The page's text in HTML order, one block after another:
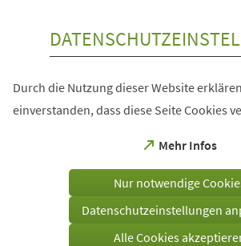
Durch die Nutzung dieser Website
einverstanden, dass diese Seite Cookies
Mehr Infos
(Öffnet
einem
Tab)
Nur notwendige
Datenschutzeinstellungen
Alle Cookies